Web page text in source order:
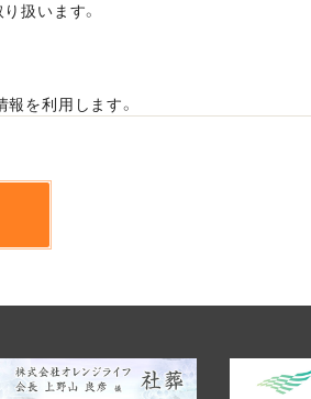
扱います。
を利用します。
mailアドレスなどの連絡先情報を利用し
利用します。